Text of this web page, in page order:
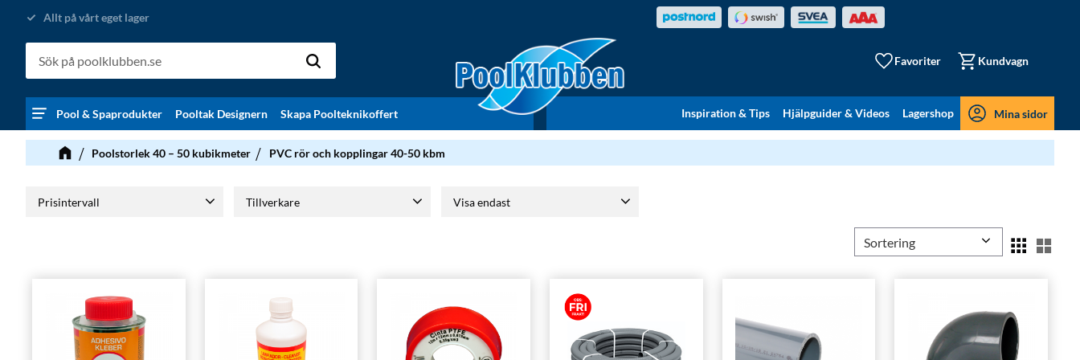
Allt på vårt eget lager
Favoriter Kundvagn
Pool & Spaprodukter Pooltak Designern Skapa Poolteknikoffert Inspiration & Tips Hjälpguider & Videos Lagershop Mina sidor
Poolstorlek 40 – 50 kubikmeter PVC rör och kopplingar 40-50 kbm
Prisintervall
Tillverkare
Visa endast
Välj sortering